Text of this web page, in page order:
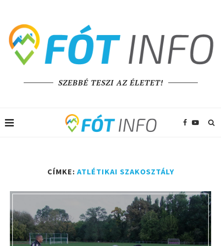
SZEBBÉ TESZI AZ ÉLETET!
CÍMKE: ATLÉTIKAI SZAKOSZTÁLY